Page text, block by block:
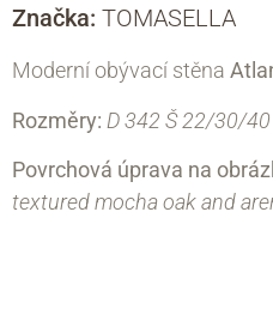
Značka: TOMASELLA
Moderní obývací stěna
Rozměry: D 342 Š 22/30/
Povrchová úprava na
textured mocha oak and